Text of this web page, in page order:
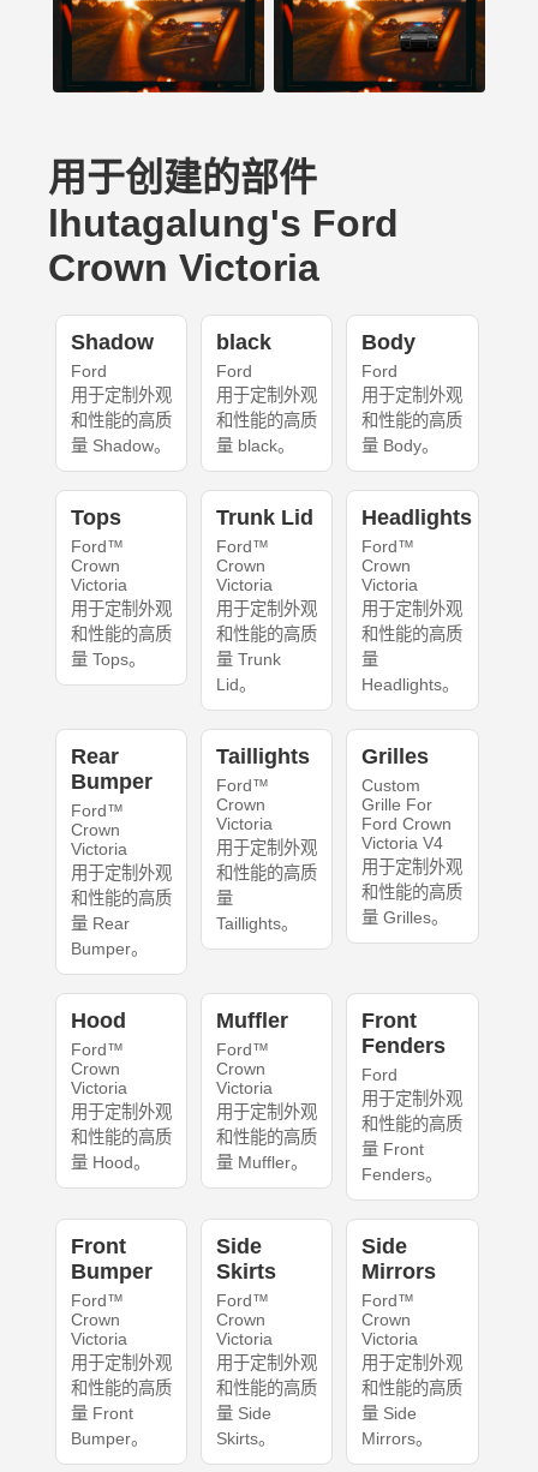
用于创建的部件
lhutagalung's Ford
Crown Victoria
Shadow
Ford
用于定制外观
和性能的高质
量 Shadow。
black
Ford
用于定制外观
和性能的高质
量 black。
Body
Ford
用于定制外观
和性能的高质
量 Body。
Tops
Ford™
Crown
Victoria
用于定制外观
和性能的高质
量 Tops。
Trunk Lid
Ford™
Crown
Victoria
用于定制外观
和性能的高质
量 Trunk
Lid。
Headlights
Ford™
Crown
Victoria
用于定制外观
和性能的高质
量
Headlights。
Rear
Bumper
Ford™
Crown
Victoria
用于定制外观
和性能的高质
量 Rear
Bumper。
Taillights
Ford™
Crown
Victoria
用于定制外观
和性能的高质
量
Taillights。
Grilles
Custom
Grille For
Ford Crown
Victoria V4
用于定制外观
和性能的高质
量 Grilles。
Hood
Ford™
Crown
Victoria
用于定制外观
和性能的高质
量 Hood。
Muffler
Ford™
Crown
Victoria
用于定制外观
和性能的高质
量 Muffler。
Front
Fenders
Ford
用于定制外观
和性能的高质
量 Front
Fenders。
Front
Bumper
Ford™
Crown
Victoria
用于定制外观
和性能的高质
量 Front
Bumper。
Side
Skirts
Ford™
Crown
Victoria
用于定制外观
和性能的高质
量 Side
Skirts。
Side
Mirrors
Ford™
Crown
Victoria
用于定制外观
和性能的高质
量 Side
Mirrors。